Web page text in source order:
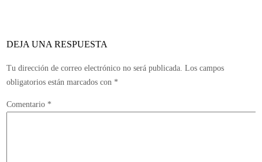
DEJA UNA RESPUESTA
Tu dirección de correo electrónico no será publicada. Los campos
obligatorios están marcados con *
Comentario *